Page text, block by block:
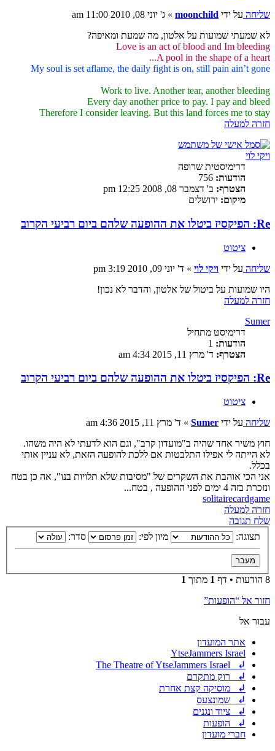
שליחה על ידי moonchild
» ג' יוני 08, 2010 11:00 am
לא שמעתי שמועות על אלטון, מה שמעת ומאיפה?
Love is an act of blood and Im bleeding
A pool in the shape of a heart...
My soul is set aflame, the daily fight is on, still pain ain’t gone
Work to live. Another tear, another bleeding
Every day another price to pay. I pay and bleed
Therefore I consider leaving. But this land forces me to stay
חזרה למעלה
ויקי לוי
דרימיסטית שרופה
הודעות:
הצטרף: ב' דצמבר 08, 2008 12:25 pm
מיקום: ירושלים
Re: הפיקסיז ביטלו את ההופעה שלהם ביום רביעי הקרוב
ציטוט
שליחה על ידי ויקי לוי » ד' יוני 09, 2010 3:19 pm
היו שמועות על ביטול של אלטון, והדבר לא נכון!
חזרה למעלה
Sumer
דרימיסט מתחיל
הודעות:
הצטרף: ד' מרץ 11, 2015 4:34 am
Re: הפיקסיז ביטלו את ההופעה שלהם ביום רביעי הקרוב
ציטוט
שליחה על ידי Sumer
» ד' מרץ 11, 2015 4:36 am
חוץ משיר אחד שהיה ב"מועדון קרב", וגם הוא לדעתי לא היה משהו.
לא הייתה לי אפילו התלבטות אם ללכת להופעה הזאת, לא עניין אותי
בכלל.
אני הכי אוהבת את השקרים של "מסיבות שלא תלויות בנו", אה כן בטח
ונזכרת בזה 4 ימים לפני ההופעה , בטח...
solitairecardgame
חזרה למעלה
שלח תגובה
תצוגה:
מיון לפי: סדר:
8 הודעות • דף 1 מתוך 1
חזור אל “הופעות”
עבור אל
אתר המועדון
YtseJammers Israel
↲ The Theatre of YtseJammers Israel
↲ רוק מתקדם
↲ מוסיקה קצת אחרת
↲ שמונצעס
↲ ציוד ונגנים
↲ הופעות
חברי מועדון